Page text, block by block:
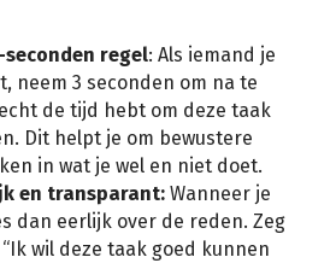
seconden regel: Als iemand je
neem 3 seconden om na te
de tijd hebt om deze taak
Dit helpt je om bewustere
in wat je wel en niet doet.
en transparant: Wanneer je
dan eerlijk over de reden. Zeg
wil deze taak goed kunnen